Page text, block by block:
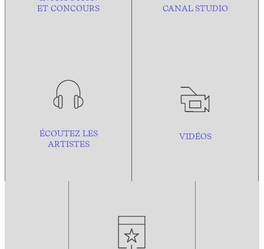
ET CONCOURS
CANAL STUDIO
ÉCOUTEZ LES
ARTISTES
VIDÉOS